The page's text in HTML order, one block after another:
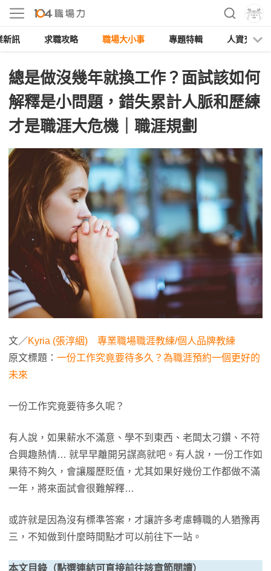
新訊 求職攻略 職場大小事 專題特輯 人資充電
總是做沒幾年就換工作？面試該如何
解釋是小問題，錯失累計人脈和歷練
才是職涯大危機｜職涯規劃
文／Kyria (張淳絪)
專業職場職涯教練/個人品牌教練
原文標題： 一份工作究竟要待多久？為職涯預約一個更好的
未來
一份工作究竟要待多久呢？
有人說，如果薪水不滿意、學不到東西、老闆太刁鑽、不符
合興趣熱情… 就早早離開另謀高就吧。有人說，一份工作如
果待不夠久，會讓履歷貶值，尤其如果好幾份工作都做不滿
一年，將來面試會很難解釋…
或許就是因為沒有標準答案，才讓許多考慮轉職的人猶豫再
三，不知做到什麼時間點才可以前往下一站。
本文目錄（點選連結可直接前往該章節閱讀）